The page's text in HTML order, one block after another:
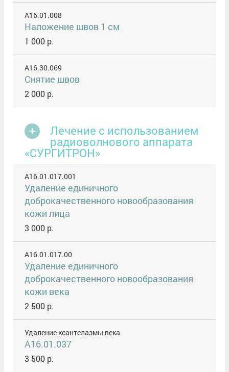
A16.01.008
Наложение швов 1 см
1 000 р.
A16.30.069
Снятие швов
2 000 р.
Лечение с использованием
радиоволнового аппарата
«СУРГИТРОН»
A16.01.017.001
Удаление единичного
доброкачественного новообразования
кожи лица
3 000 р.
A16.01.017.00
Удаление единичного
доброкачественного новообразования
кожи века
2 500 р.
Удаление ксантелазмы века
A16.01.037
3 500 р.